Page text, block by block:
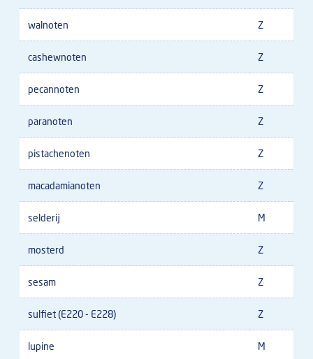
walnoten Z
cashewnoten Z
pecannoten Z
paranoten Z
pistachenoten Z
macadamianoten Z
selderij M
mosterd Z
sesam Z
sulfiet (E220 - E228) Z
lupine M